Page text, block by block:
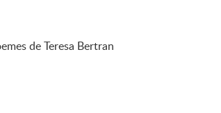
de Teresa Bertran